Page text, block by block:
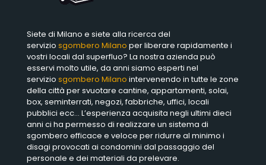
Siete di Milano e siete alla ricerca del
servizio sgombero Milano per liberare rapidamente i
vostri locali dal superfluo? La nostra azienda può
esservi molto utile, da anni siamo esperti nel
servizio sgombero Milano intervenendo in tutte le zone
della città per svuotare cantine, appartamenti, solai,
box, seminterrati, negozi, fabbriche, uffici, locali
pubblici ecc… L’esperienza acquisita negli ultimi dieci
anni ci ha permesso di realizzare un sistema di
sgombero efficace e veloce per ridurre al minimo i
disagi provocati ai condomini dal passaggio del
personale e dei materiali da prelevare.